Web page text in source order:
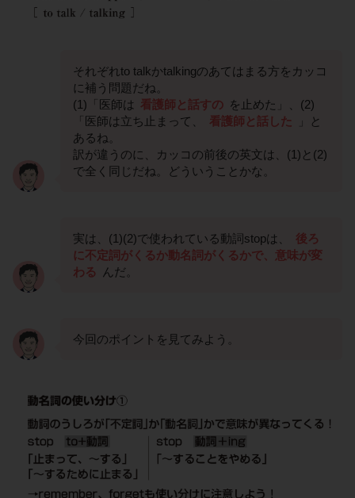
それぞれto talkかtalkingのあてはまる方をカッコ
に補う問題だね。
(1)「医師は 看護師と話すの を止めた」、(2)
「医師は立ち止まって、
看護師と話した
」と
あるね。
訳が違うのに、カッコの前後の英文は、(1)と(2)
で全く同じだね。どういうことかな。
実は、(1)(2)で使われている動詞stopは、
後ろ
に不定詞がくるか動名詞がくるかで、意味が変
わる
んだ。
今回のポイントを見てみよう。